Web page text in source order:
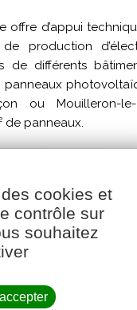
d’appui
production
de différents
panneaux
ou Mouilleron-
de panneaux.
cookies et
contrôle sur
souhaitez